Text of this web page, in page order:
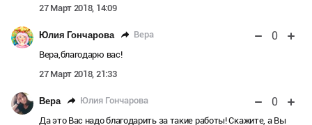
27 Март 2018, 14:09
Юлия Гончарова Вера 0
Вера,благодарю вас!
27 Март 2018, 21:33
Вера Юлия Гончарова 0
Да это Вас надо благодарить за такие работы! Скажите, а Вы